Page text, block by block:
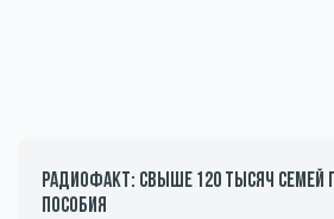
Радиофакт: свыше 120 тысяч
пособия